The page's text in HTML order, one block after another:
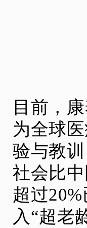
目前，
为全球
验与教
社会比
超过
入“超老